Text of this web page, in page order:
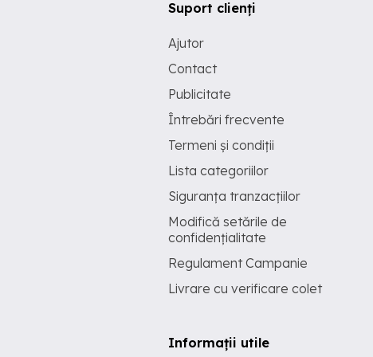
Suport clienți
Ajutor
Contact
Publicitate
Întrebări frecvente
Termeni și condiții
Lista categoriilor
Siguranța tranzacțiilor
Modifică setările de
confidențialitate
Regulament Campanie
Livrare cu verificare colet
Informații utile